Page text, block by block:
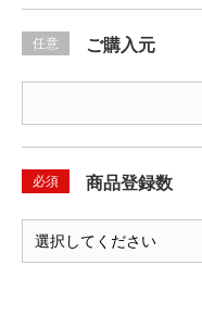
任意 ご購入元
必須 商品登録数